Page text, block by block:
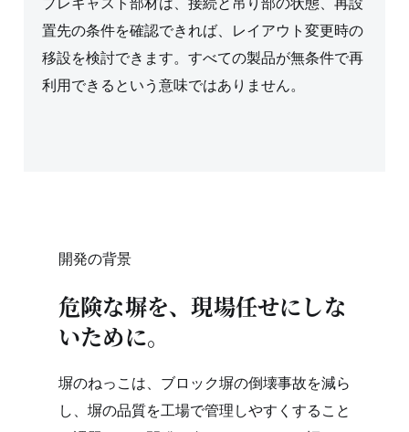
置先の条件を確認できれば、レイアウト変更時の
移設を検討できます。すべての製品が無条件で再
利用できるという意味ではありません。
開発の背景
危険な塀を、現場任せにしな
いために。
塀のねっこは、ブロック塀の倒壊事故を減ら
し、塀の品質を工場で管理しやすくすること